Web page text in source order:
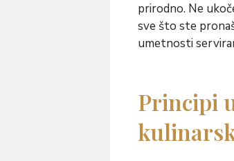
prirodno. Ne
sve što ste
umetnosti
Principi